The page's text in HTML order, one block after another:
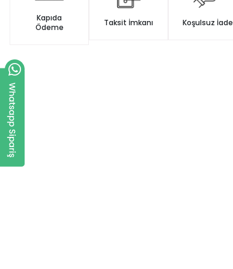
Kapıda
Ödeme
Taksit İmkanı Koşulsuz İade